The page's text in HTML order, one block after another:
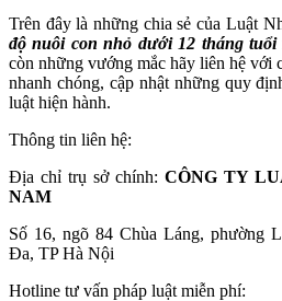
Trên đây là những chia sẻ của Luật
độ nuôi con nhỏ dưới 12 tháng tuổi
còn những vướng mắc hãy liên hệ với
nhanh chóng, cập nhật những quy
luật hiện hành.
Thông tin liên hệ:
Địa chỉ trụ sở chính: CÔNG TY
NAM
Số 16, ngõ 84 Chùa Láng, phường
Đa, TP Hà Nội
Hotline tư vấn pháp luật miễn phí: